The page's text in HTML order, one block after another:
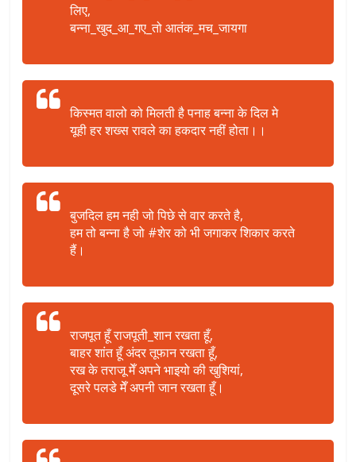
लिए,
बन्ना_खुद_आ_गए_तो आतंक_मच_जायगा
किस्मत वालो को मिलती है पनाह बन्ना के दिल मे
यूही हर शख्स रावले का हकदार नहीं होता।।
बुजदिल हम नही जो पिछे से वार करते है,
हम तो बन्ना है जो #शेर को भी जगाकर शिकार करते
हैं।
राजपूत हूँ राजपूती_शान रखता हूँ,
बाहर शांत हूँ अंदर तूफान रखता हूँ,
रख के तराजू मेँ अपने भाइयो की खुशियां,
दूसरे पलडे मेँ अपनी जान रखता हूँ।